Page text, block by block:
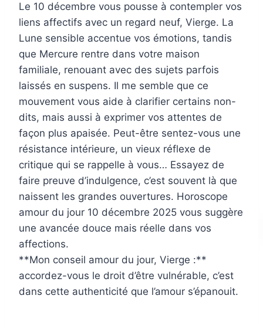
Le 10 décembre vous pousse à contempler vos
liens affectifs avec un regard neuf, Vierge. La
Lune sensible accentue vos émotions, tandis
que Mercure rentre dans votre maison
familiale, renouant avec des sujets parfois
laissés en suspens. Il me semble que ce
mouvement vous aide à clarifier certains non-
dits, mais aussi à exprimer vos attentes de
façon plus apaisée. Peut-être sentez-vous une
résistance intérieure, un vieux réflexe de
critique qui se rappelle à vous… Essayez de
faire preuve d’indulgence, c’est souvent là que
naissent les grandes ouvertures. Horoscope
amour du jour 10 décembre 2025 vous suggère
une avancée douce mais réelle dans vos
affections.
**Mon conseil amour du jour, Vierge :**
accordez-vous le droit d’être vulnérable, c’est
dans cette authenticité que l’amour s’épanouit.